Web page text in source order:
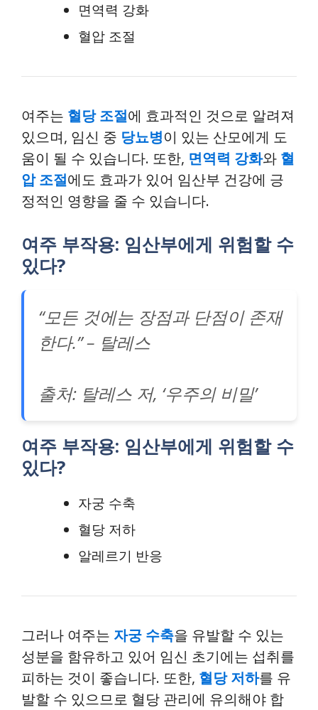
면역력 강화
혈압 조절
여주는 혈당 조절에 효과적인 것으로 알려져
있으며, 임신 중 당뇨병이 있는 산모에게 도
움이 될 수 있습니다. 또한, 면역력 강화와 혈
압 조절에도 효과가 있어 임산부 건강에 긍
정적인 영향을 줄 수 있습니다.
여주 부작용: 임산부에게 위험할 수
있다?
“모든 것에는 장점과 단점이 존재
한다.” – 탈레스
출처: 탈레스 저, ‘우주의 비밀’
여주 부작용: 임산부에게 위험할 수
있다?
자궁 수축
혈당 저하
알레르기 반응
그러나 여주는 자궁 수축을 유발할 수 있는
성분을 함유하고 있어 임신 초기에는 섭취를
피하는 것이 좋습니다. 또한, 혈당 저하를 유
발할 수 있으므로 혈당 관리에 유의해야 합